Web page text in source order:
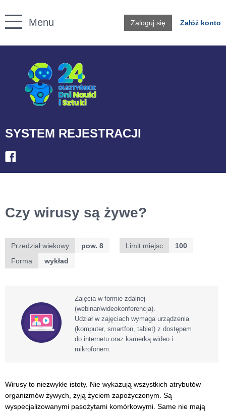
Przejdź do treści
Menu
Twoje konto
Zaloguj się Załóż konto
SYSTEM REJESTRACJI
Czy wirusy są żywe?
Przedział wiekowy pow. 8 Limit miejsc
100
Forma
wykład
Zajęcia w formie zdalnej
(webinar/wideokonferencja).
Udział w zajęciach wymaga urządzenia
(komputer, smartfon, tablet) z dostępem
do internetu oraz kamerką wideo i
mikrofonem.
Wirusy to niezwykłe istoty. Nie wykazują wszystkich atrybutów
organizmów żywych, żyją życiem zapożyczonym. Są
wyspecjalizowanymi pasożytami komórkowymi. Same nie mają